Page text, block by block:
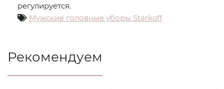
регулируется.
Мужские головные уборы Starkoff
Рекомендуем